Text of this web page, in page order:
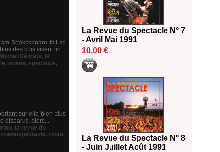
Shakespeare fait se
des bois vivent un...
Déprats, la
, scene, spectacle,
sur elle bien plus
disparus, alors...
, la revue du
, route,
La Revue du Spectacle N° 7
- Avril Mai 1991
10,00 €
La Revue du Spectacle N° 8
- Juin Juillet Août 1991